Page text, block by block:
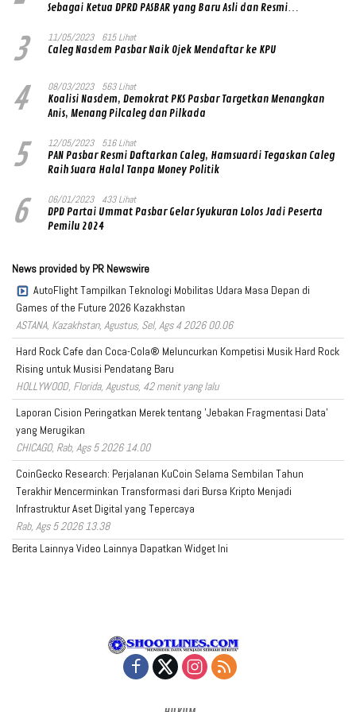
Sebagai Ketua DPRD PASBAR yang Baru Asli dan Resmi
3 11/05/2023 615 Lihat
Caleg Nasdem Pasbar Naik Ojek Mendaftar ke KPU
4 08/03/2023 563 Lihat
Koalisi Nasdem, Demokrat PKS Pasbar Targetkan Menangkan
Anis, Menang Pilcaleg dan Pilkada
5 12/05/2023 516 Lihat
PAN Pasbar Resmi Daftarkan Caleg, Hamsuardi Tegaskan Caleg
Raih Suara Halal Tanpa Money Politik
6 06/01/2023 433 Lihat
DPD Partai Ummat Pasbar Gelar Syukuran Lolos Jadi Peserta
Pemilu 2024
News provided by PR Newswire
AutoFlight Tampilkan Teknologi Mobilitas Udara Masa Depan di
Games of the Future 2026 Kazakhstan
ASTANA, Kazakhstan, Agustus, Sel, Ags 4 2026 00.06
Hard Rock Cafe dan Coca-Cola® Meluncurkan Kompetisi Musik Hard Rock
Rising untuk Musisi Pendatang Baru
HOLLYWOOD, Florida, Agustus, 42 menit yang lalu
Laporan Cision Peringatkan Merek tentang 'Jebakan Fragmentasi Data'
yang Merugikan
CHICAGO, Rab, Ags 5 2026 14.00
CoinGecko Research: Perjalanan KuCoin Selama Sembilan Tahun
Terakhir Mencerminkan Transformasi dari Bursa Kripto Menjadi
Infrastruktur Aset Digital yang Tepercaya
Rab, Ags 5 2026 13.38
Berita Lainnya Video Lainnya Dapatkan Widget Ini